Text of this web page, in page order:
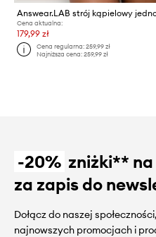
Cena aktualna:
179,99 zł
Cena regularna:259,99 zł
Najniższa cena:259,99 zł
-20% zniżki**
za zapis do
Dołącz do naszej
najnowszych promocjach i